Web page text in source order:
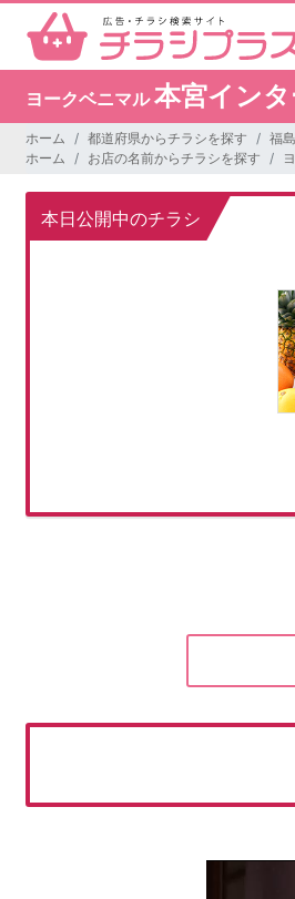
ヨークベニマル本宮イン
ホーム 都道府県からチラシを探す 福
ホーム
お店の名前からチラシを探す
本日公開中のチラシ